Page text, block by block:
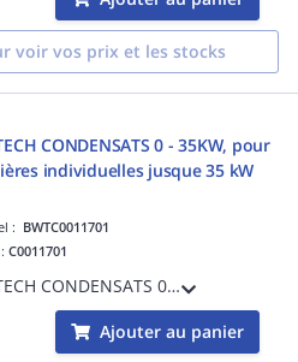
voir vos prix et les stocks
CONDENSATS 0 - 35KW, pour
individuelles jusque 35 kW
: BWTC0011701
:C0011701
SOLUTECH CONDENSATS 0 - 35KW, pour chaudières individuelles jusque 35 kW
Ajouter au panier